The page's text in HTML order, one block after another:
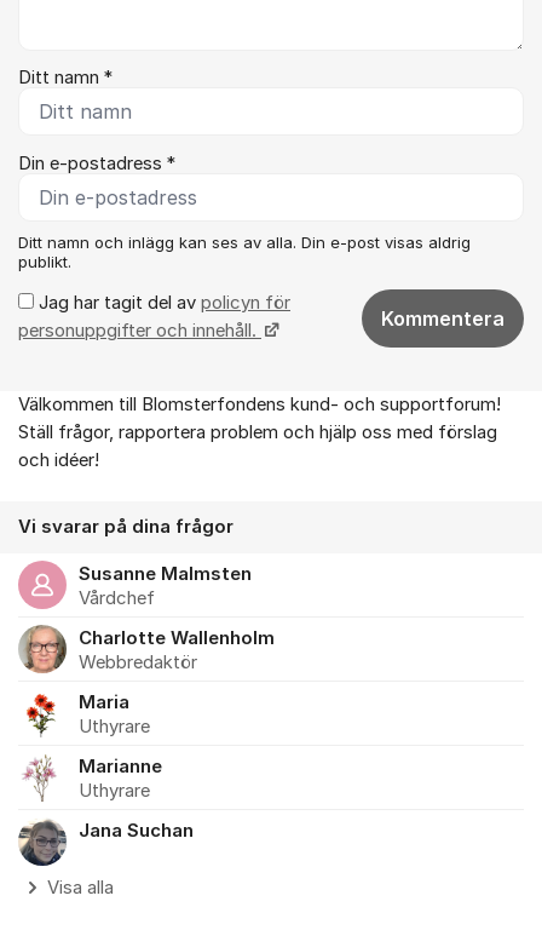
Ditt namn *
Din e-postadress *
Ditt namn och inlägg kan ses av alla. Din e-post visas aldrig
publikt.
Jag har tagit del av policyn för
personuppgifter och innehåll.
Kommentera
Om forumet
Välkommen till Blomsterfondens kund- och supportforum!
Ställ frågor, rapportera problem och hjälp oss med förslag
och idéer!
Vi svarar på dina frågor
Susanne Malmsten
Vårdchef
Charlotte Wallenholm
Webbredaktör
Maria
Uthyrare
Marianne
Uthyrare
Jana Suchan
Visa alla